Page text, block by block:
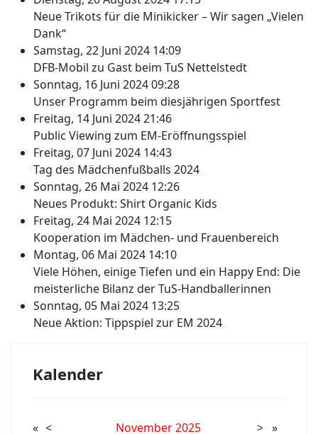
Neue Trikots für die Minikicker – Wir sagen „Vielen
Dank“
Samstag, 22 Juni 2024 14:09
DFB-Mobil zu Gast beim TuS Nettelstedt
Sonntag, 16 Juni 2024 09:28
Unser Programm beim diesjährigen Sportfest
Freitag, 14 Juni 2024 21:46
Public Viewing zum EM-Eröffnungsspiel
Freitag, 07 Juni 2024 14:43
Tag des Mädchenfußballs 2024
Sonntag, 26 Mai 2024 12:26
Neues Produkt: Shirt Organic Kids
Freitag, 24 Mai 2024 12:15
Kooperation im Mädchen- und Frauenbereich
Montag, 06 Mai 2024 14:10
Viele Höhen, einige Tiefen und ein Happy End: Die
meisterliche Bilanz der TuS-Handballerinnen
Sonntag, 05 Mai 2024 13:25
Neue Aktion: Tippspiel zur EM 2024
Kalender
« < November2025 > »